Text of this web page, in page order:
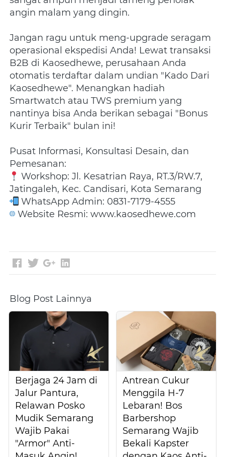
angin malam yang dingin.
Jangan ragu untuk meng-upgrade seragam
operasional ekspedisi Anda! Lewat transaksi
B2B di Kaosedhewe, perusahaan Anda
otomatis terdaftar dalam undian "Kado Dari
Kaosedhewe". Menangkan hadiah
Smartwatch atau TWS premium yang
nantinya bisa Anda berikan sebagai "Bonus
Kurir Terbaik" bulan ini!
Pusat Informasi, Konsultasi Desain, dan
Pemesanan:
Workshop: Jl. Kesatrian Raya, RT.3/RW.7,
Jatingaleh, Kec. Candisari, Kota Semarang
WhatsApp Admin: 0831-7179-4555
Website Resmi: www.kaosedhewe.com
Blog Post Lainnya
Berjaga 24 Jam di
Jalur Pantura,
Relawan Posko
Mudik Semarang
Wajib Pakai
"Armor" Anti-
Antrean Cukur
Menggila H-7
Lebaran! Bos
Barbershop
Semarang Wajib
Bekali Kapster